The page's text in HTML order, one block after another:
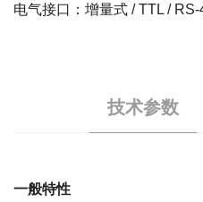
电气接口：增量式 / TTL /
技术参数
一般特性